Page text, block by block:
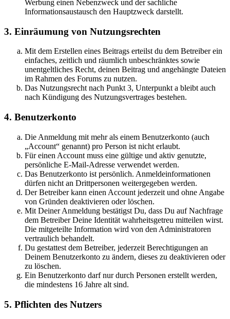
Werbung einen Nebenzweck und der sachliche
Informationsaustausch den Hauptzweck darstellt.
3. Einräumung von Nutzungsrechten
Mit dem Erstellen eines Beitrags erteilst du dem Betreiber ein
einfaches, zeitlich und räumlich unbeschränktes sowie
unentgeltliches Recht, deinen Beitrag und angehängte Dateien
im Rahmen des Forums zu nutzen.
Das Nutzungsrecht nach Punkt 3, Unterpunkt a bleibt auch
nach Kündigung des Nutzungsvertrages bestehen.
4. Benutzerkonto
Die Anmeldung mit mehr als einem Benutzerkonto (auch
„Account“ genannt) pro Person ist nicht erlaubt.
Für einen Account muss eine gültige und aktiv genutzte,
persönliche E-Mail-Adresse verwendet werden.
Das Benutzerkonto ist persönlich. Anmeldeinformationen
dürfen nicht an Drittpersonen weitergegeben werden.
Der Betreiber kann einen Account jederzeit und ohne Angabe
von Gründen deaktivieren oder löschen.
Mit Deiner Anmeldung bestätigst Du, dass Du auf Nachfrage
dem Betreiber Deine Identität wahrheitsgetreu mitteilen wirst.
Die mitgeteilte Information wird von den Administratoren
vertraulich behandelt.
Du gestattest dem Betreiber, jederzeit Berechtigungen an
Deinem Benutzerkonto zu ändern, dieses zu deaktivieren oder
zu löschen.
Ein Benutzerkonto darf nur durch Personen erstellt werden,
die mindestens 16 Jahre alt sind.
5. Pflichten des Nutzers